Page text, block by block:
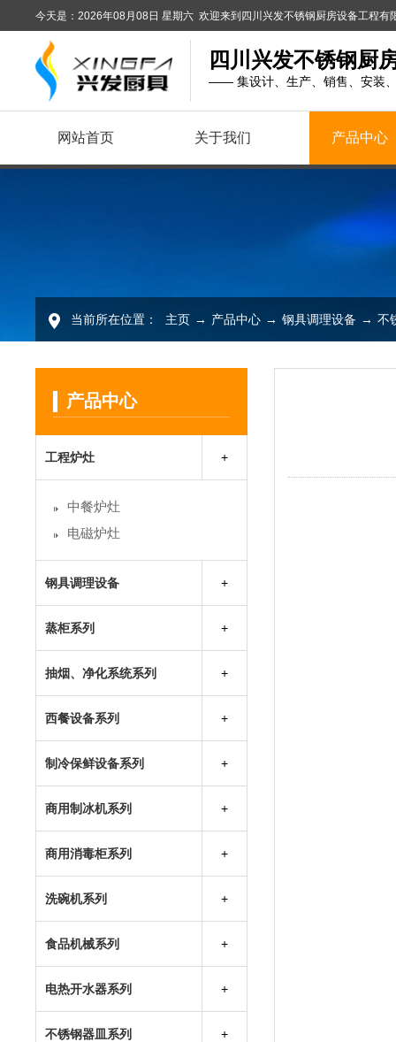
今天是：2026年08月08日 星期六 欢迎来到四川兴发不锈钢厨房设备工程有
四川兴发不锈钢厨
—— 集设计、生产、销售、安装
网站首页 关于我们 产品中心
当前所在位置： 主页 → 产品中心 → 钢具调理设备 → 不
产品中心
工程炉灶
中餐炉灶
电磁炉灶
钢具调理设备
保温保鲜售饭台
不锈钢储物柜系列
不锈钢吊柜系列
不锈钢工作台
厨房多功能车
蒸柜系列
蒸饭柜
万能蒸烤箱
抽烟、净化系统系列
不锈钢烟罩
抽排风柜
西餐设备系列
制冷保鲜设备系列
商用制冰机系列
万利多制冰机
成云制冰机
胜野制冰机
银都制冰机
商用消毒柜系列
兴发热风循环消毒柜
洗碗机系列
食品机械系列
电热开水器系列
不锈钢器皿系列